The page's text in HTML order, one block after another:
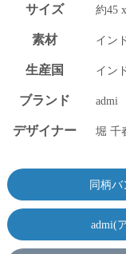
サイズ 約45
素材 イン
生産国 イン
ブランド admi
デザイナー 堀 千
同柄バ
admi(